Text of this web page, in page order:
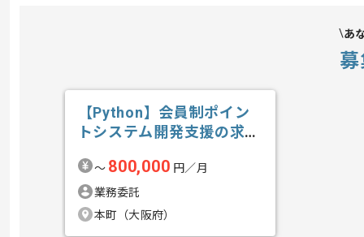
あ
【Python】会員制ポイン
トシステム開発支援の求
〜 800,000 円／月
業務委託
本町（大阪府）